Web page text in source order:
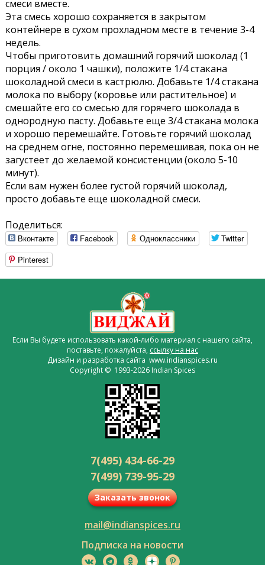
смеси вместе.
Эта смесь хорошо сохраняется в закрытом
контейнере в сухом прохладном месте в течение 3-4
недель.
Чтобы приготовить домашний горячий шоколад (1
порция / около 1 чашки), положите 1/4 стакана
шоколадной смеси в кастрюлю. Добавьте 1/4 стакана
молока по выбору (коровье или растительное) и
смешайте его со смесью для горячего шоколада в
однородную пасту. Добавьте еще 3/4 стакана молока
и хорошо перемешайте. Готовьте горячий шоколад
на среднем огне, постоянно перемешивая, пока он не
загустеет до желаемой консистенции (около 5-10
минут).
Если вам нужен более густой горячий шоколад,
просто добавьте еще шоколадной смеси.
Поделиться:
Вконтакте Facebook Одноклассники
Twitter
Pinterest
Если Вы будете использовать какой-либо материал с нашего сайта,
поставьте, пожалуйста, ссылку на нас
Дизайн и разработка сайта www.indianspices.ru
Copyright © 1993-2026 Indian Spices
7(495) 434-66-29
7(499) 739-95-29
Заказать звонок
mail@indianspices.ru
Подписка на новости